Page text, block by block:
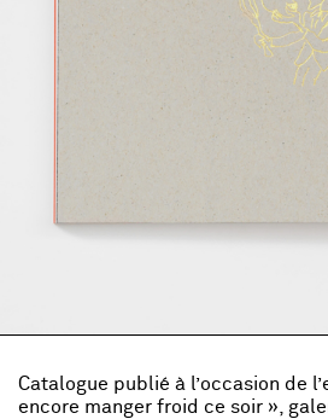
Catalogue publié à l’occasion de
encore manger froid ce soir »,